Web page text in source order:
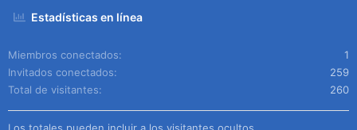
Estadísticas en línea
Miembros conectados
1
Invitados conectados
259
Total de visitantes
260